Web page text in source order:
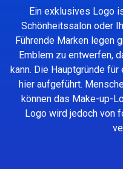
Ein exklusives Logo
Schönheitssalon oder
Führende Marken legen
Emblem zu entwerfen,
kann. Die Hauptgründe
hier aufgeführt.
können das Make-up-
Logo wird jedoch von